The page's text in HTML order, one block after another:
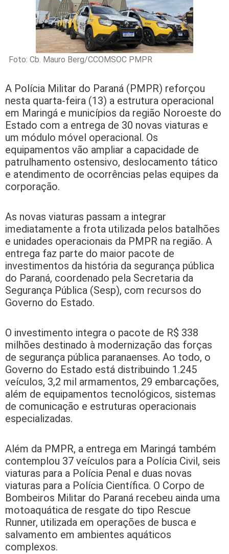
Foto: Cb. Mauro Berg/CCOMSOC PMPR
A Polícia Militar do Paraná (PMPR) reforçou
nesta quarta-feira (13) a estrutura operacional
em Maringá e municípios da região Noroeste do
Estado com a entrega de 30 novas viaturas e
um módulo móvel operacional. Os
equipamentos vão ampliar a capacidade de
patrulhamento ostensivo, deslocamento tático
e atendimento de ocorrências pelas equipes da
corporação.
As novas viaturas passam a integrar
imediatamente a frota utilizada pelos batalhões
e unidades operacionais da PMPR na região. A
entrega faz parte do maior pacote de
investimentos da história da segurança pública
do Paraná, coordenado pela Secretaria da
Segurança Pública (Sesp), com recursos do
Governo do Estado.
O investimento integra o pacote de R$ 338
milhões destinado à modernização das forças
de segurança pública paranaenses. Ao todo, o
Governo do Estado está distribuindo 1.245
veículos, 3,2 mil armamentos, 29 embarcações,
além de equipamentos tecnológicos, sistemas
de comunicação e estruturas operacionais
especializadas.
Além da PMPR, a entrega em Maringá também
contemplou 37 veículos para a Polícia Civil, seis
viaturas para a Polícia Penal e duas novas
viaturas para a Polícia Científica. O Corpo de
Bombeiros Militar do Paraná recebeu ainda uma
motoaquática de resgate do tipo Rescue
Runner, utilizada em operações de busca e
salvamento em ambientes aquáticos
complexos.